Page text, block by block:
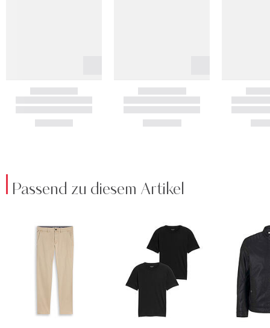
Passend zu diesem Artikel